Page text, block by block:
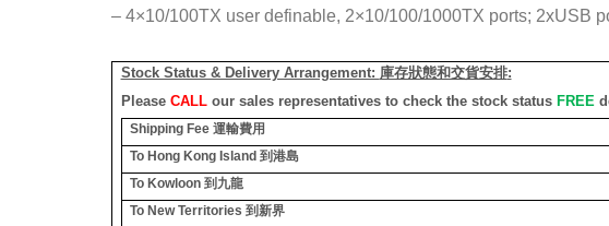
– 4×10/100TX user definable, 2×10/100/1000TX ports; 2xUSB
Stock Status & Delivery Arrangement: 庫存狀態和交貨安排:
Please CALLour sales representatives to check the stock status FREE
Shipping Fee 運輸費用
To Hong Kong Island 到港島
To Kowloon 到九龍
To New Territories 到新界